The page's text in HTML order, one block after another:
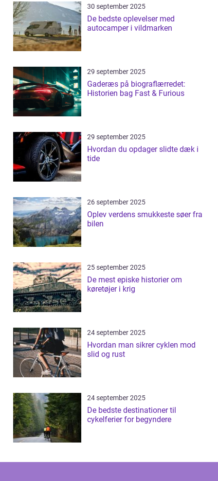
30 september 2025
De bedste oplevelser med
autocamper i vildmarken
29 september 2025
Gaderæs på biograflærredet:
Historien bag Fast & Furious
29 september 2025
Hvordan du opdager slidte dæk i
tide
26 september 2025
Oplev verdens smukkeste søer fra
bilen
25 september 2025
De mest episke historier om
køretøjer i krig
24 september 2025
Hvordan man sikrer cyklen mod
slid og rust
24 september 2025
De bedste destinationer til
cykelferier for begyndere